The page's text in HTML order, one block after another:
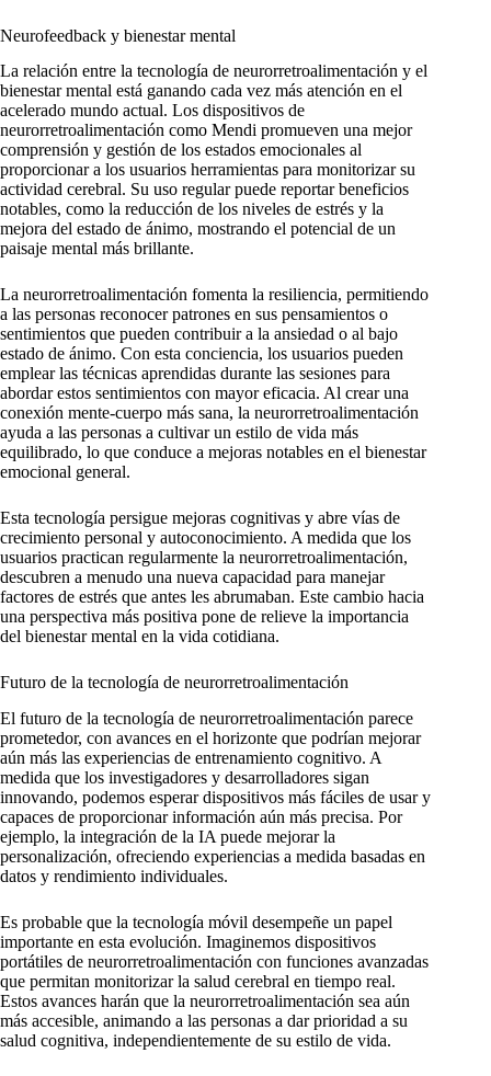
Neurofeedback y bienestar mental
La relación entre la tecnología de neurorretroalimentación y el
bienestar mental está ganando cada vez más atención en el
acelerado mundo actual. Los dispositivos de
neurorretroalimentación como Mendi promueven una mejor
comprensión y gestión de los estados emocionales al
proporcionar a los usuarios herramientas para monitorizar su
actividad cerebral. Su uso regular puede reportar beneficios
notables, como la reducción de los niveles de estrés y la
mejora del estado de ánimo, mostrando el potencial de un
paisaje mental más brillante.
La neurorretroalimentación fomenta la resiliencia, permitiendo
a las personas reconocer patrones en sus pensamientos o
sentimientos que pueden contribuir a la ansiedad o al bajo
estado de ánimo. Con esta conciencia, los usuarios pueden
emplear las técnicas aprendidas durante las sesiones para
abordar estos sentimientos con mayor eficacia. Al crear una
conexión mente-cuerpo más sana, la neurorretroalimentación
ayuda a las personas a cultivar un estilo de vida más
equilibrado, lo que conduce a mejoras notables en el bienestar
emocional general.
Esta tecnología persigue mejoras cognitivas y abre vías de
crecimiento personal y autoconocimiento. A medida que los
usuarios practican regularmente la neurorretroalimentación,
descubren a menudo una nueva capacidad para manejar
factores de estrés que antes les abrumaban. Este cambio hacia
una perspectiva más positiva pone de relieve la importancia
del bienestar mental en la vida cotidiana.
Futuro de la tecnología de neurorretroalimentación
El futuro de la tecnología de neurorretroalimentación parece
prometedor, con avances en el horizonte que podrían mejorar
aún más las experiencias de entrenamiento cognitivo. A
medida que los investigadores y desarrolladores sigan
innovando, podemos esperar dispositivos más fáciles de usar y
capaces de proporcionar información aún más precisa. Por
ejemplo, la integración de la IA puede mejorar la
personalización, ofreciendo experiencias a medida basadas en
datos y rendimiento individuales.
Es probable que la tecnología móvil desempeñe un papel
importante en esta evolución. Imaginemos dispositivos
portátiles de neurorretroalimentación con funciones avanzadas
que permitan monitorizar la salud cerebral en tiempo real.
Estos avances harán que la neurorretroalimentación sea aún
más accesible, animando a las personas a dar prioridad a su
salud cognitiva, independientemente de su estilo de vida.